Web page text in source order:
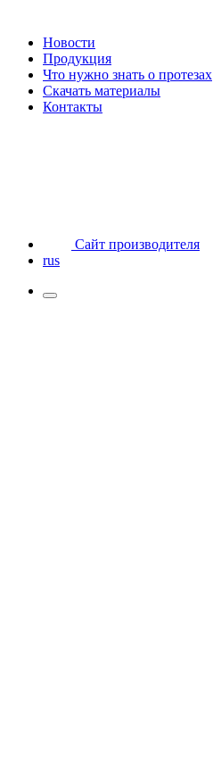
Новости
Продукция
Что нужно знать о протезах
Скачать материалы
Контакты
Сайт производителя
rus